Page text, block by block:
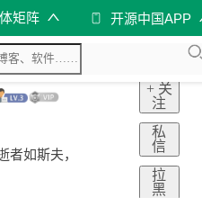
矩阵 开源中国APP
者如斯夫，
+ 关
注
私
信
拉
黑